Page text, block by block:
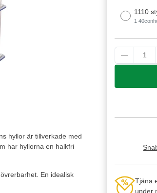
hyllor är tillverkade med
har hyllorna en halkfri
En idealisk
1110
1
Tjäna
under